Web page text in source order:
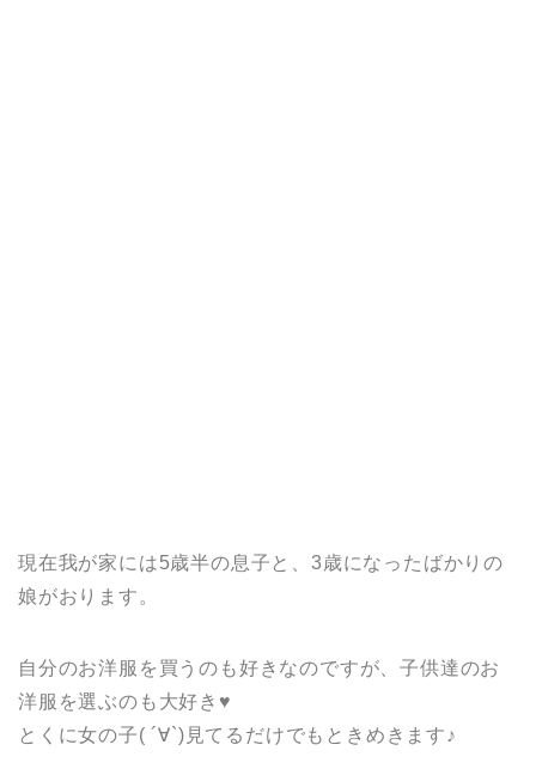
現在我が家には5歳半の息子と、3歳になったばかりの
娘がおります。
自分のお洋服を買うのも好きなのですが、子供達のお
洋服を選ぶのも大好き♥
とくに女の子( ´∀`)見てるだけでもときめきます♪